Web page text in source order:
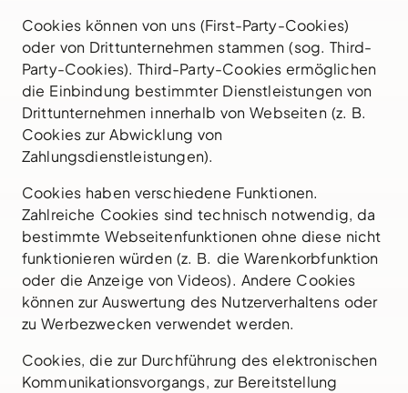
Cookies können von uns (First-Party-Cookies)
oder von Drittunternehmen stammen (sog. Third-
Party-Cookies). Third-Party-Cookies ermöglichen
die Einbindung bestimmter Dienstleistungen von
Drittunternehmen innerhalb von Webseiten (z. B.
Cookies zur Abwicklung von
Zahlungsdienstleistungen).
Cookies haben verschiedene Funktionen.
Zahlreiche Cookies sind technisch notwendig, da
bestimmte Webseitenfunktionen ohne diese nicht
funktionieren würden (z. B. die Warenkorbfunktion
oder die Anzeige von Videos). Andere Cookies
können zur Auswertung des Nutzerverhaltens oder
zu Werbezwecken verwendet werden.
Cookies, die zur Durchführung des elektronischen
Kommunikationsvorgangs, zur Bereitstellung